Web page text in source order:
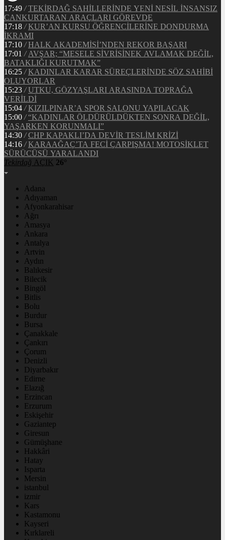
17:49 / TEKİRDAĞ SAHİLLERİNDE YENİ NESİL İNSANSIZ
CANKURTARAN ARAÇLARI GÖREVDE
17:18 / KUR’AN KURSU ÖĞRENCİLERİNE DONDURMA
İKRAMI
17:10 / HALK AKADEMİSİ’NDEN REKOR BAŞARI
17:01 / AVŞAR; “MESELE SİVRİSİNEK AVLAMAK DEĞİL,
BATAKLIĞI KURUTMAK”
16:25 / KADINLAR KARAR SÜREÇLERİNDE SÖZ SAHİBİ
OLUYORLAR
15:23 / UTKU, GÖZYAŞLARI ARASINDA TOPRAĞA
VERİLDİ
15:04 / KIZILPINAR’A SPOR SALONU YAPILACAK
15:00 / “KADINLAR ÖLDÜRÜLDÜKTEN SONRA DEĞİL,
YAŞARKEN KORUNMALI”
14:30 / CHP KAPAKLI’DA DEVİR TESLİM KRİZİ
14:16 / KARAAĞAÇ’TA FECİ ÇARPIŞMA! MOTOSİKLET
SÜRÜCÜSÜ YARALANDI
Tekirdağ AÇIK 26°
Adana
Adıyaman
Afyonkarahisar
Ağrı
Amasya
Ankara
Antalya
Artvin
Aydın
Balıkesir
Bilecik
Bingöl
Bitlis
Bolu
Burdur
Bursa
Çanakkale
Çankırı
Çorum
Denizli
Diyarbakır
Edirne
Elazığ
Erzincan
Erzurum
Eskişehir
Gaziantep
Giresun
Gümüşhane
Hakkâri
Hatay
Isparta
Mersin
istanbul
izmir
Kars
Kastamonu
Kayseri
Kırklareli